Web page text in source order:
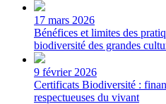
17 mars 2026
Bénéfices et limites des
biodiversité des grandes
9 février 2026
Certificats Biodiversité :
respectueuses du vivant